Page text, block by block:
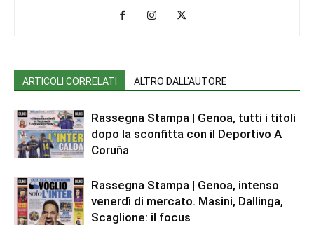
ARTICOLI CORRELATI ALTRO DALL'AUTORE
Rassegna Stampa | Genoa, tutti i titoli
dopo la sconfitta con il Deportivo A
Coruña
Rassegna Stampa | Genoa, intenso
venerdì di mercato. Masini, Dallinga,
Scaglione: il focus